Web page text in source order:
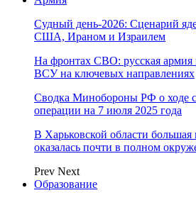
Судный день-2026: Сценарий
США, Ираном и Израилем
На фронтах СВО: русская армия
ВСУ на ключевых направлениях
Сводка Минобороны РФ о ходе
операции на 7 июля 2025 года
В Харьковской области
оказалась почти в полном
Prev Next
Образование